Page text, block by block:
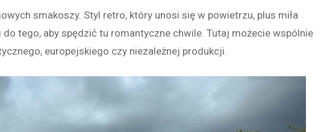
smakoszy. Styl retro, który unosi się w powietrzu, plus miła
tego, aby spędzić tu romantyczne chwile. Tutaj możecie wspólnie
europejskiego czy niezależnej produkcji.